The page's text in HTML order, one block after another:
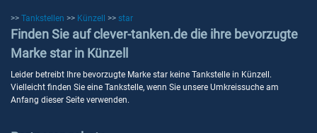
>> Tankstellen >> Künzell >> star
Finden Sie auf clever-tanken.de die ihre bevorzugte
Marke star in Künzell
Leider betreibt Ihre bevorzugte Marke star keine Tankstelle in Künzell.
Vielleicht finden Sie eine Tankstelle, wenn Sie unsere Umkreissuche am
Anfang dieser Seite verwenden.